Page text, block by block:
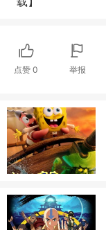
点赞 0 举报